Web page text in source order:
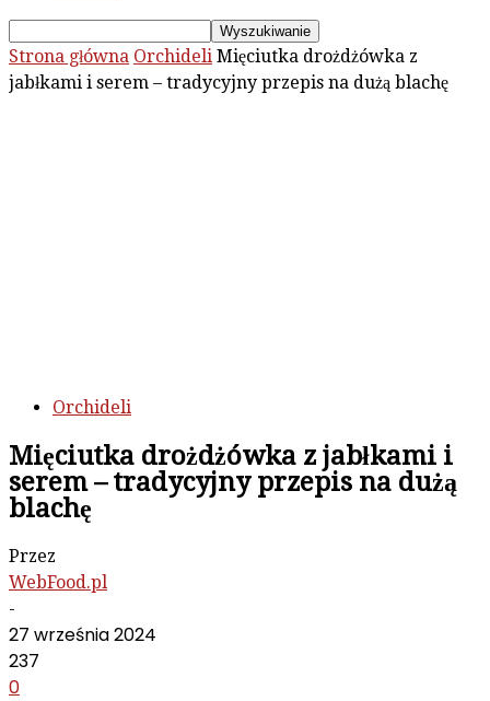
Strona główna Orchideli Mięciutka drożdżówka z
jabłkami i serem – tradycyjny przepis na dużą blachę
Orchideli
Mięciutka drożdżówka z jabłkami i
serem – tradycyjny przepis na dużą
blachę
Przez
WebFood.pl
-
27 września 2024
237
0